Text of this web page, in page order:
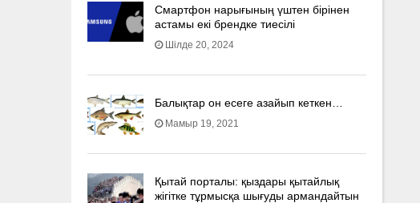
Смартфон нарығының үштен бірінен
астамы екі брендке тиесілі
Шілде 20, 2024
Балықтар он есеге азайып кеткен…
Мамыр 19, 2021
Қытай порталы: қыздары қытайлық
жігітке тұрмысқа шығуды армандайтын